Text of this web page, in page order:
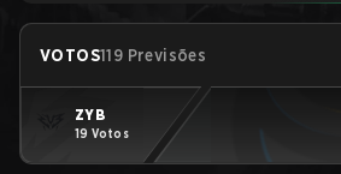
VOTOS119 Previsões
ZYB
19 Votos